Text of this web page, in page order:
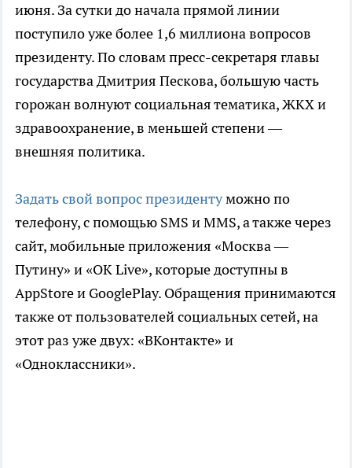
июня. За сутки до начала прямой линии
поступило уже более 1,6 миллиона вопросов
президенту. По словам пресс-секретаря главы
государства Дмитрия Пескова, большую часть
горожан волнуют социальная тематика, ЖКХ и
здравоохранение, в меньшей степени —
внешняя политика.
Задать свой вопрос президентуможно по
телефону, с помощью SMS и MMS, а также через
сайт, мобильные приложения «Москва —
Путину» и «OK Live», которые доступны в
AppStore и GooglePlay. Обращения принимаются
также от пользователей социальных сетей, на
этот раз уже двух: «ВКонтакте» и
«Одноклассники».